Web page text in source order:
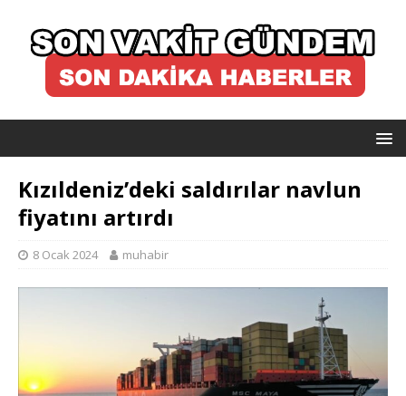
Kızıldeniz’deki saldırılar navlun
fiyatını artırdı
8 Ocak 2024 muhabir